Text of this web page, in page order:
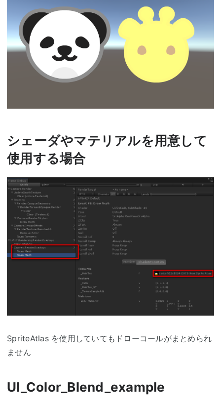
シェーダやマテリアルを用意して
使用する場合
SpriteAtlas を使用していてもドローコールがまとめられ
ません
UI_Color_Blend_example